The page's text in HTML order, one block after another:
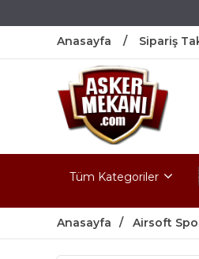
Anasayfa Sipariş
Tüm Kategoriler
Anasayfa Airsoft